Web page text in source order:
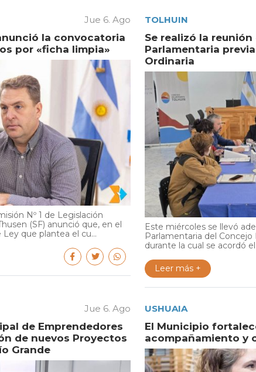
Jue 6. Ago
la convocatoria
por «ficha limpia»
Nº 1 de Legislación
(SF) anunció que, en el
que plantea el cu...
TOLHUIN
Se realizó la reunión
Parlamentaria previa
Ordinaria
Este miércoles se llevó
Parlamentaria del Concejo
durante la cual se acordó
Leer más +
Jue 6. Ago
de Emprendedores
de nuevos Proyectos
Grande
USHUAIA
El Municipio
acompañamiento y